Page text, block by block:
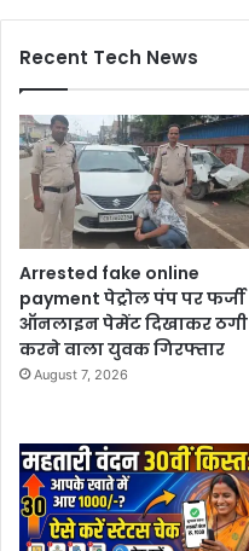
Recent Tech News
Arrested fake online
payment पेट्रोल पंप पर फर्जी
ऑनलाइन पेमेंट दिखाकर ठगी
करने वाला युवक गिरफ्तार
August 7, 2026